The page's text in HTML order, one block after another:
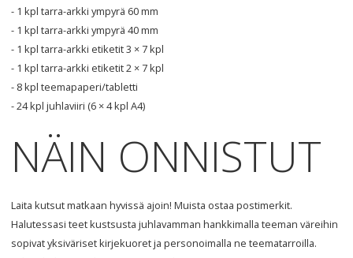
- 1 kpl tarra-arkki ympyrä 60 mm
- 1 kpl tarra-arkki ympyrä 40 mm
- 1 kpl tarra-arkki etiketit 3 × 7 kpl
- 1 kpl tarra-arkki etiketit 2 × 7 kpl
- 8 kpl teemapaperi/tabletti
- 24 kpl juhlaviiri (6 × 4 kpl A4)
NÄIN ONNISTUT
Laita kutsut matkaan hyvissä ajoin! Muista ostaa postimerkit.
Halutessasi teet kustsusta juhlavamman hankkimalla teeman väreihin
sopivat yksiväriset kirjekuoret ja personoimalla ne teematarroilla.